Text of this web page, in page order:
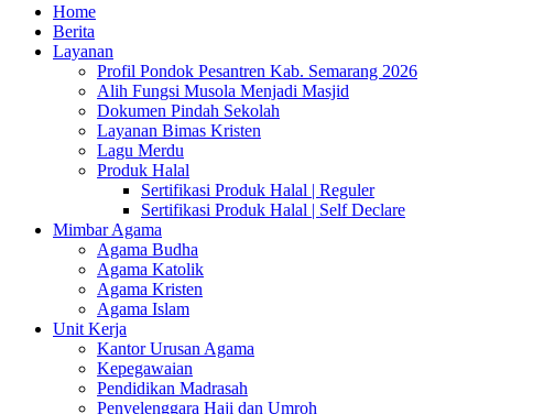
Home
Berita
Layanan
Profil Pondok Pesantren Kab. Semarang 2026
Alih Fungsi Musola Menjadi Masjid
Dokumen Pindah Sekolah
Layanan Bimas Kristen
Lagu Merdu
Produk Halal
Sertifikasi Produk Halal | Reguler
Sertifikasi Produk Halal | Self Declare
Mimbar Agama
Agama Budha
Agama Katolik
Agama Kristen
Agama Islam
Unit Kerja
Kantor Urusan Agama
Kepegawaian
Pendidikan Madrasah
Penyelenggara Haji dan Umroh